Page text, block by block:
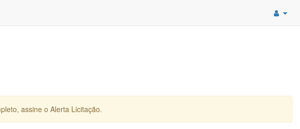
assine o Alerta Licitação.